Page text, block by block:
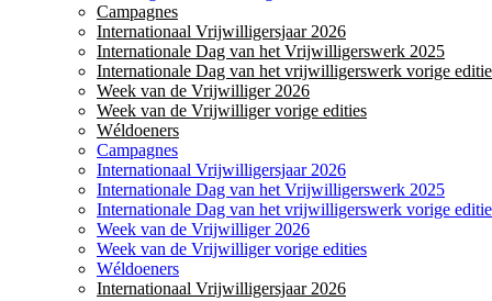
Campagnes
Internationaal Vrijwilligersjaar 2026
Internationale Dag van het Vrijwilligerswerk 2025
Internationale Dag van het vrijwilligerswerk vorige
Week van de Vrijwilliger 2026
Week van de Vrijwilliger vorige edities
Wéldoeners
Campagnes
Internationaal Vrijwilligersjaar 2026
Internationale Dag van het Vrijwilligerswerk 2025
Internationale Dag van het vrijwilligerswerk vorige
Week van de Vrijwilliger 2026
Week van de Vrijwilliger vorige edities
Wéldoeners
Internationaal Vrijwilligersjaar 2026